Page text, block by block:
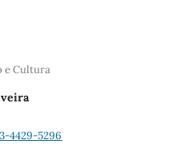
e Cultura
4429-5296